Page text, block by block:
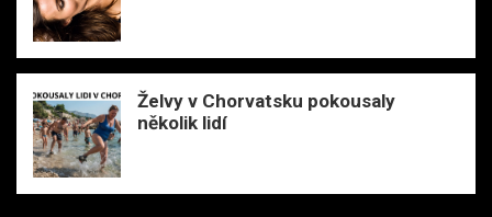
Želvy v Chorvatsku pokousaly
několik lidí